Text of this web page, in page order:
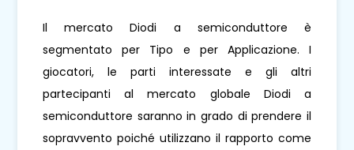
Il mercato Diodi a semiconduttore è
segmentato per Tipo e per Applicazione. I
giocatori, le parti interessate e gli altri
partecipanti al mercato globale Diodi a
semiconduttore saranno in grado di prendere il
sopravvento poiché utilizzano il rapporto come